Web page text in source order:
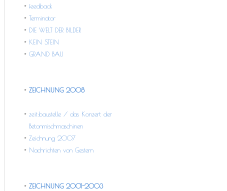
feedback
Terminator
DIE WELT DER BILDER
KEIN STEIN
GRAND BAU
ZEICHNUNG 2008
zeit:baustelle / das Konzert der
Betonmischmaschinen
Zeichnung 2007
Nachrichten von Gestern
ZEICHNUNG 2001-2003